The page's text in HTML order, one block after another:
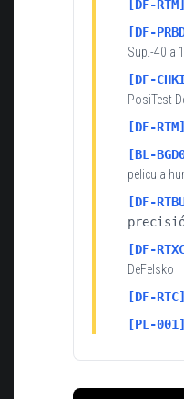
[DF-RTM]
[DF-
Sup.-40 a
[DF-
PosiTest
[DF-RTM]
[BL-
pelicula
[DF-
[DF-
DeFelsko
[DF-RTC]
[PL-001]